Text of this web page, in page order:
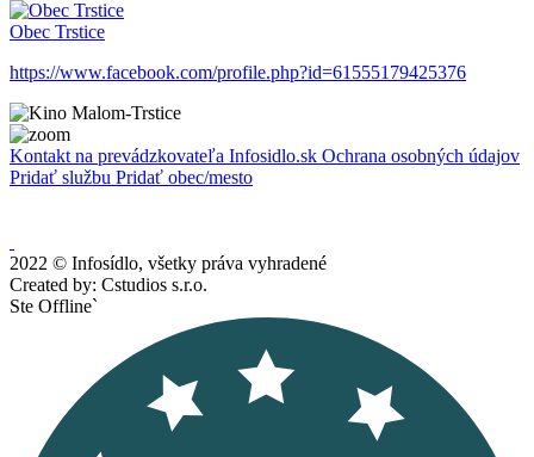
Obec Trstice
https://www.facebook.com/profile.php?id=61555179425376
Kontakt na prevádzkovateľa Infosidlo.sk Ochrana osobných údajov
Pridať službu Pridať obec/mesto
2022 © Infosídlo, všetky práva vyhradené
Created by: Cstudios s.r.o.
Ste Offline`